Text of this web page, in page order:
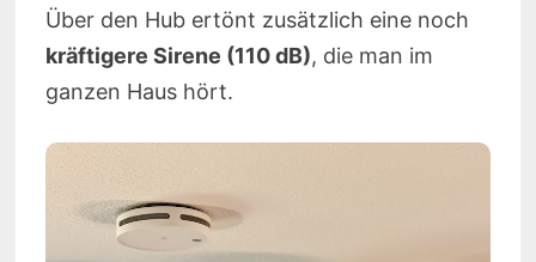
Über den Hub ertönt zusätzlich eine noch
kräftigere Sirene (110 dB), die man im
ganzen Haus hört.